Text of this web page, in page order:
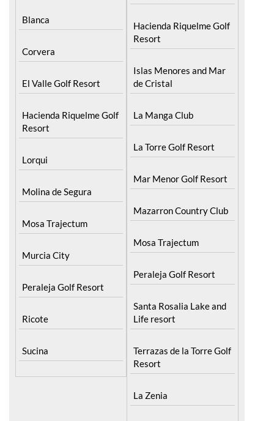
Blanca
Corvera
El Valle Golf Resort
Hacienda Riquelme Golf
Resort
Lorqui
Molina de Segura
Mosa Trajectum
Murcia City
Peraleja Golf Resort
Ricote
Sucina
Hacienda Riquelme Golf
Resort
Islas Menores and Mar
de Cristal
La Manga Club
La Torre Golf Resort
Mar Menor Golf Resort
Mazarron Country Club
Mosa Trajectum
Peraleja Golf Resort
Santa Rosalia Lake and
Life resort
Terrazas de la Torre Golf
Resort
La Zenia